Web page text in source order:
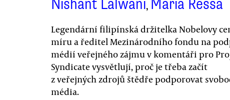
,
Legendární filipínská držitelka Nobelovy
míru a ředitel Mezinárodního fondu na
médií veřejného zájmu v komentáři pro
Syndicate vysvětlují, proč je třeba začít
z veřejných zdrojů štědře podporovat
média.